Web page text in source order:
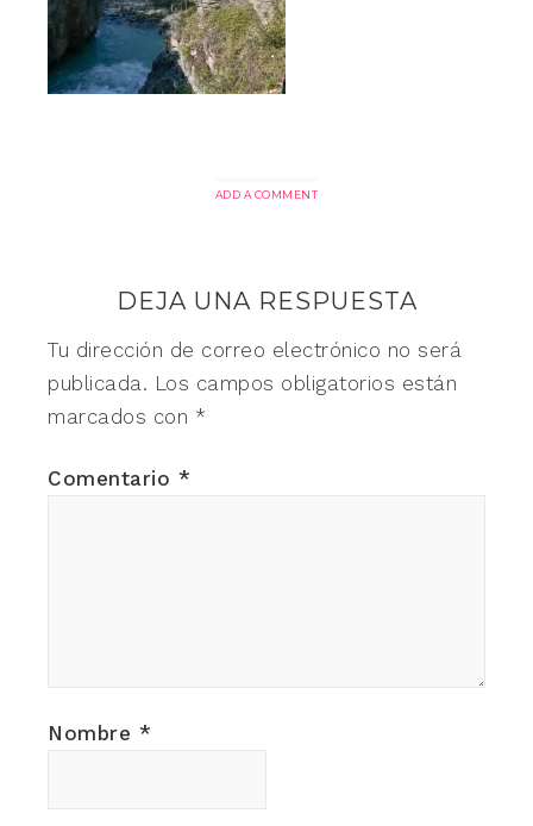
ADD A COMMENT
DEJA UNA RESPUESTA
Tu dirección de correo electrónico no será
publicada. Los campos obligatorios están
marcados con *
Comentario *
Nombre *